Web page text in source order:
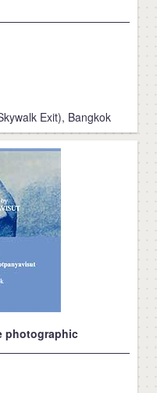
Exit), Bangkok
photographic